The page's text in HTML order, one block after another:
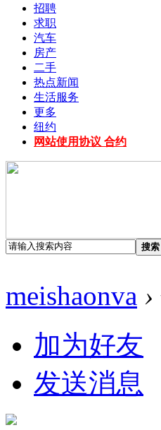
招聘
求职
汽车
房产
二手
热点新闻
生活服务
更多
纽约
网站使用协议 合约
搜索
meishaonva ›
加为好友
发送消息